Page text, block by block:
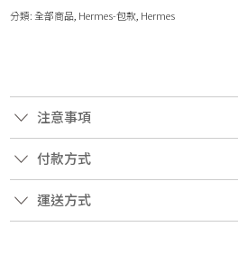
分類:全部商品 Hermes-包款 Hermes
注意事項
付款方式
運送方式